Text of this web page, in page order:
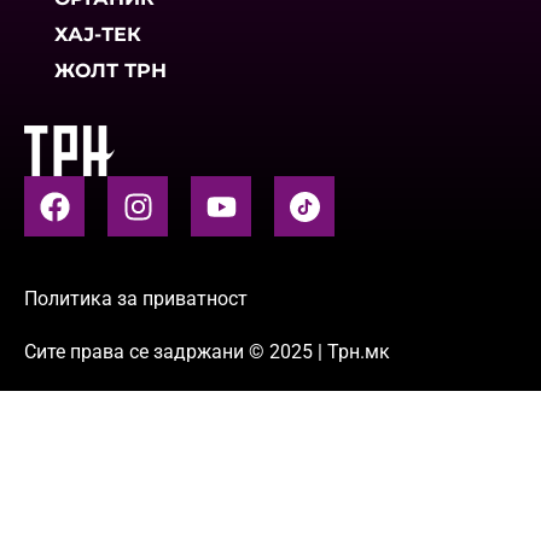
ХАЈ-ТЕК
ЖОЛТ ТРН
Политика за приватност
Сите права се задржани © 2025 | Трн.мк